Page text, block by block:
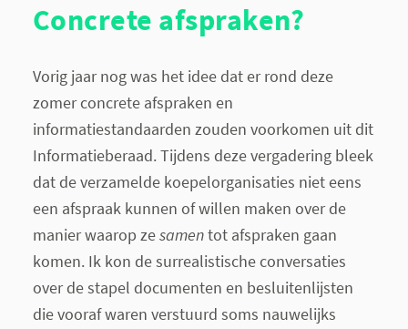
Concrete afspraken?
Vorig jaar nog was het idee dat er rond deze
zomer concrete afspraken en
informatiestandaarden zouden voorkomen uit dit
Informatieberaad. Tijdens deze vergadering bleek
dat de verzamelde koepelorganisaties niet eens
een afspraak kunnen of willen maken over de
manier waarop zesamentot afspraken gaan
komen. Ik kon de surrealistische conversaties
over de stapel documenten en besluitenlijsten
die vooraf waren verstuurd soms nauwelijks